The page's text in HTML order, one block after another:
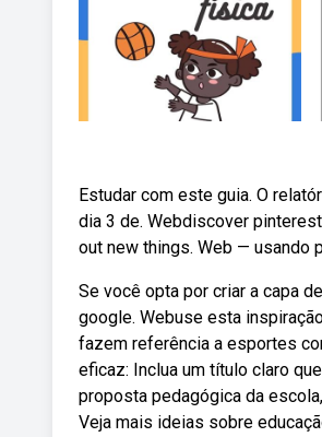
Estudar com este guia. O
dia 3 de. Webdiscover
out new things. Web — usando
Se você opta por criar a capa
google. Webuse esta
fazem referência a esportes
eficaz: Inclua um título claro
proposta pedagógica da
Veja mais ideias sobre